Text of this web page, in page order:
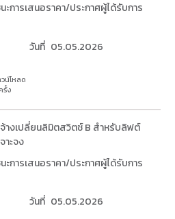
ะการเสนอราคา/ประกาศผู้ได้รับการ
วันที่ 05.05.2026
วน์โหลด
รั้ง
จ้างเปลี่ยนลิมิตสวิตช์ B สำหรับลิฟต์
าะจง
ะการเสนอราคา/ประกาศผู้ได้รับการ
วันที่ 05.05.2026